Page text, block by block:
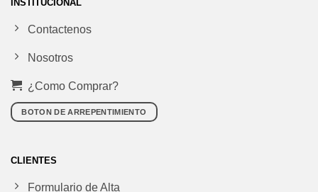
INSTITUCIONAL
Contactenos
Nosotros
¿Como Comprar?
BOTON DE ARREPENTIMIENTO
CLIENTES
Formulario de Alta